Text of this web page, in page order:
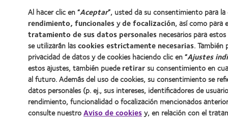
Al hacer clic en “Aceptar”, usted da su consentimiento para
rendimiento, funcionalesyde focalización, así como para
tratamiento de sus datos personales necesarios para
se utilizarán lascookies estrictamente necesarias. También
privacidad de datos y de cookies haciendo clic en “Ajustes
estos ajustes, también puederetirarsu consentimiento en
al futuro. Además del uso de cookies, su consentimiento se
datos personales (p. ej., sus intereses, identificadores de
rendimiento, funcionalidad o focalización mencionados
consulte nuestroAviso de cookiesy, en relación con el